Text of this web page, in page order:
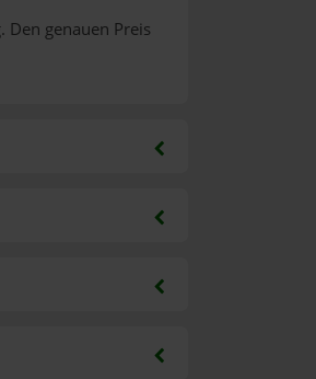
genauen Preis